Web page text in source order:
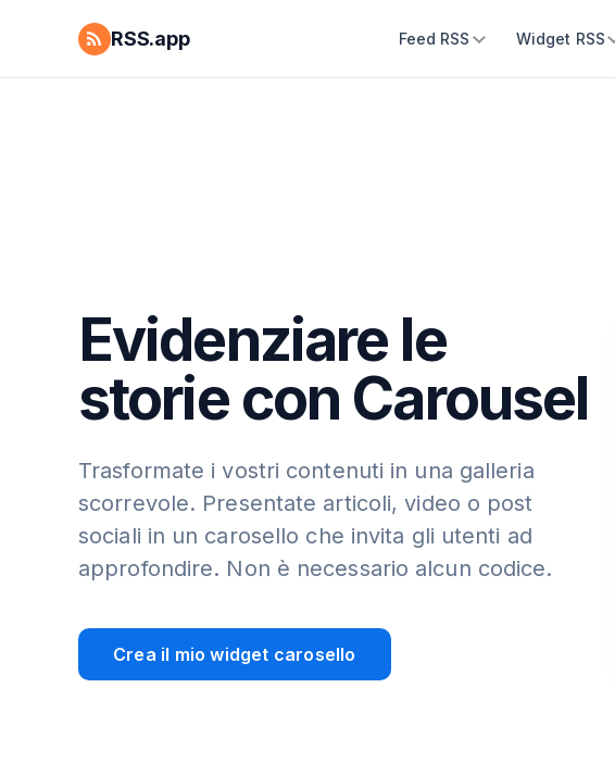
RSS.app Feed RSS Widget RSS
Evidenziare le
storie con Carousel
Trasformate i vostri contenuti in una galleria
scorrevole. Presentate articoli, video o post
sociali in un carosello che invita gli utenti ad
approfondire. Non è necessario alcun codice.
Crea il mio widget carosello